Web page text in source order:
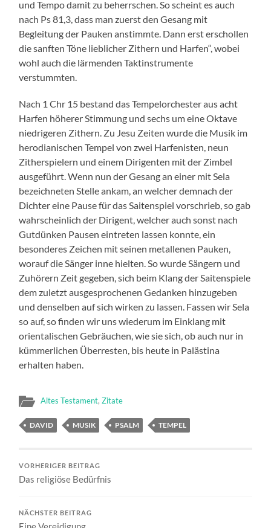
und Tempo damit zu beherrschen. So scheint es auch
nach Ps 81,3, dass man zuerst den Gesang mit
Begleitung der Pauken anstimmte. Dann erst erschollen
die sanften Töne lieblicher Zithern und Harfen“, wobei
wohl auch die lärmenden Taktinstrumente
verstummten.
Nach 1 Chr 15 bestand das Tempelorchester aus acht
Harfen höherer Stimmung und sechs um eine Oktave
niedrigeren Zithern. Zu Jesu Zeiten wurde die Musik im
herodianischen Tempel von zwei Harfenisten, neun
Zitherspielern und einem Dirigenten mit der Zimbel
ausgeführt. Wenn nun der Gesang an einer mit Sela
bezeichneten Stelle ankam, an welcher demnach der
Dichter eine Pause für das Saitenspiel vorschrieb, so gab
wahrscheinlich der Dirigent, welcher auch sonst nach
Gutdünken Pausen eintreten lassen konnte, ein
besonderes Zeichen mit seinen metallenen Pauken,
worauf die Sänger inne hielten. So wurde Sängern und
Zuhörern Zeit gegeben, sich beim Klang der Saitenspiele
dem zuletzt ausgesprochenen Gedanken hinzugeben
und denselben auf sich wirken zu lassen. Fassen wir Sela
so auf, so finden wir uns wiederum im Einklang mit
orientalischen Gebräuchen, wie sie sich, ob auch nur in
kümmerlichen Überresten, bis heute in Palästina
erhalten haben.
Altes Testament,Zitate
DAVID MUSIK PSALM TEMPEL
VORHERIGER BEITRAG
Das religiöse Bedürfnis
NÄCHSTER BEITRAG